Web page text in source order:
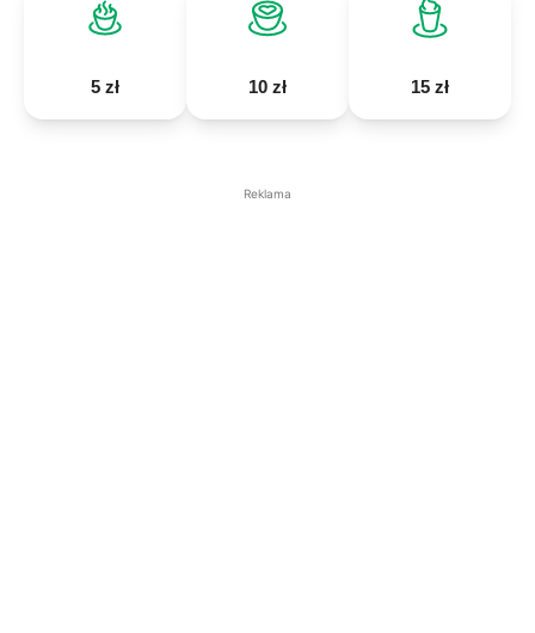
5 zł 10 zł 15 zł
Reklama